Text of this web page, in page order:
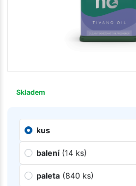
Skladem
kus
balení (14 ks)
paleta (840 ks)